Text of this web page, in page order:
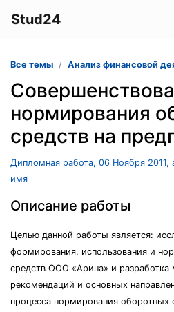
Stud24
Все темы Анализ финансовой
нормирования
средств на
Дипломная работа, 06 Ноября 2011,
имя
Описание работы
Целью данной работы является:
формирования, использования и
средств ООО «Арина» и разработка
рекомендаций и основных
процесса нормирования оборотных